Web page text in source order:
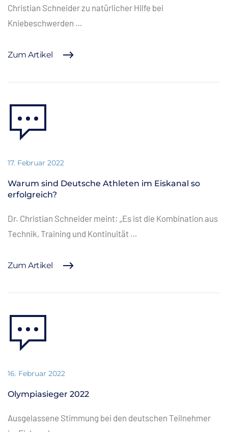
Christian Schneider zu natürlicher Hilfe bei
Kniebeschwerden …
Zum Artikel
17. Februar 2022
Warum sind Deutsche Athleten im Eiskanal so
erfolgreich?
Dr. Christian Schneider meint: „Es ist die Kombination aus
Technik, Training und Kontinuität …
Zum Artikel
16. Februar 2022
Olympiasieger 2022
Ausgelassene Stimmung bei den deutschen Teilnehmer